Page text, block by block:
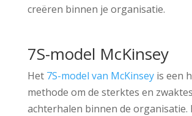
creëren binnen je organisatie.
7S-model McKinsey
Het 7S-model van McKinseyis een
methode om de sterktes en
achterhalen binnen de organisatie.